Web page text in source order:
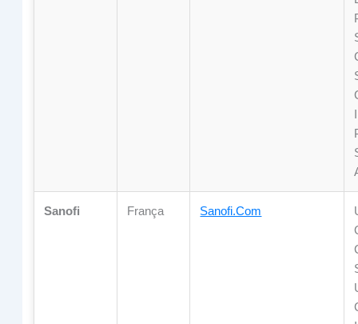
Sanofi França Sanofi.com